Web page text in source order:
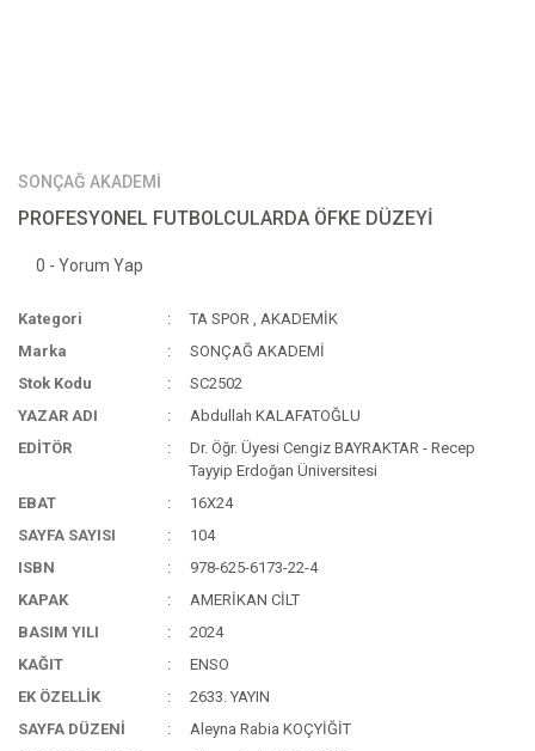
SONÇAĞ AKADEMİ
PROFESYONEL FUTBOLCULARDA ÖFKE DÜZEYİ
0 - Yorum Yap
Kategori TA SPOR ,AKADEMİK
Marka
SONÇAĞ AKADEMİ
Stok Kodu
SC2502
YAZAR ADI
Abdullah KALAFATOĞLU
EDİTÖR
Dr. Öğr. Üyesi Cengiz BAYRAKTAR - Recep
Tayyip Erdoğan Üniversitesi
EBAT
16X24
SAYFA SAYISI
104
ISBN
978-625-6173-22-4
KAPAK
AMERİKAN CİLT
BASIM YILI
2024
KAĞIT
ENSO
EK ÖZELLİK
2633. YAYIN
SAYFA DÜZENİ
Aleyna Rabia KOÇYİĞİT